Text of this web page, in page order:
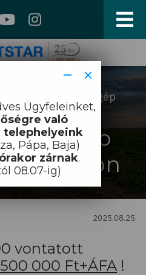
Vontatott vetőgép
áron
vetőgép
áron
2025.08.25.
vontatott
000 Ft+ÁFA !
×
−
Ügyfeleinket,
való
Pápa, Baja)
zárnak.
08.07-ig)